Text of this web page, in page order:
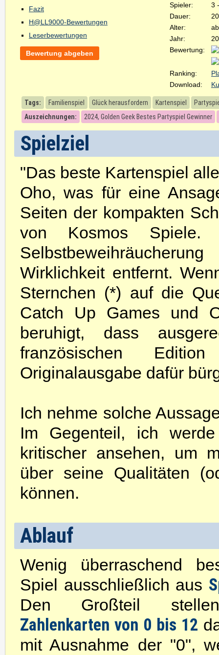
Fazit
H@LL9000-Bewertungen
Leserbewertungen
Bewertung abgeben
Spieler:
3
Dauer:
Alter:
Jahr:
Bewertung:
Ranking:
Download:
Tags: Familienspiel Glück herausfordern Kartenspiel
Auszeichnungen:
2024, Golden Geek Bestes Partyspiel Gewinner
Spielziel
"Das beste Kartenspiel
Oho, was für eine
Seiten der kompakten
von Kosmos
Wirklichkeit entfernt.
Sternchen (*) auf die
Catch Up Games und
beruhigt, dass
französischen
Originalausgabe dafür
Ich nehme solche
Im Gegenteil, ich
kritischer ansehen, um
über seine Qualitäten
können.
Ablauf
Wenig überraschend
Spiel ausschließlich aus
Den Großteil
Zahlenkarten von 0 bis 12
mit Ausnahme der "0",